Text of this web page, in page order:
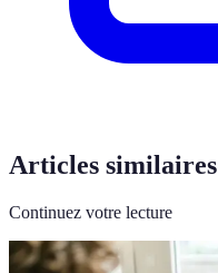
Articles similaires
Continuez votre lecture